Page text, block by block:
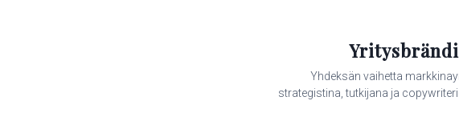
Yhdeksän vaihetta
strategistina, tutkijana ja